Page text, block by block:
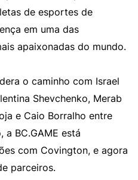
de esportes de
em uma das
apaixonadas do mundo.
o caminho com Israel
Shevchenko, Merab
e Caio Borralho entre
a BC.GAME está
com Covington, e agora
parceiros.